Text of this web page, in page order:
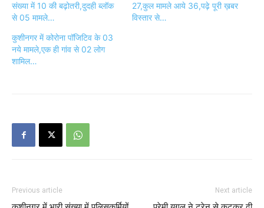
संख्या में 10 की बढ़ोतरी,दुदही ब्लॉक
से 05 मामले…
27,कुल मामले आये 36,पढ़े पूरी ख़बर
विस्तार से…
कुशीनगर में कोरोना पॉजिटिव के 03
नये मामले,एक ही गांव से 02 लोग
शामिल…
Previous article Next article